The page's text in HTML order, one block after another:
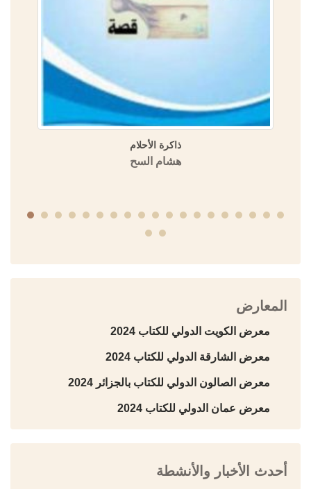
ذاكرة الأحلام
هشام السح
المعارض
معرض الكويت الدولي للكتاب 2024
معرض الشارقة الدولي للكتاب 2024
معرض الصالون الدولي للكتاب بالجزائر 2024
معرض عمان الدولي للكتاب 2024
أحدث الأخبار والأنشطة